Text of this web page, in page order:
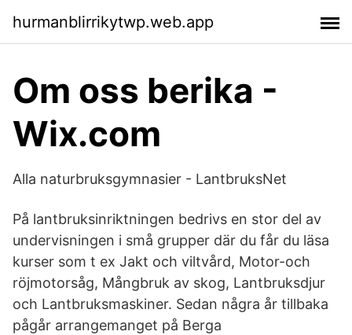
hurmanblirrikytwp.web.app
Om oss berika -
Wix.com
Alla naturbruksgymnasier - LantbruksNet
På lantbruksinriktningen bedrivs en stor del av
undervisningen i små grupper där du får du läsa
kurser som t ex Jakt och viltvård, Motor-och
röjmotorsåg, Mångbruk av skog, Lantbruksdjur
och Lantbruksmaskiner. Sedan några år tillbaka
pågår arrangemanget på Berga